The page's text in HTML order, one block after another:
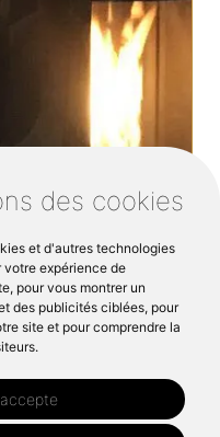
des cookies
et d'autres technologies
votre expérience de
pour vous montrer un
des publicités ciblées, pour
site et pour comprendre la